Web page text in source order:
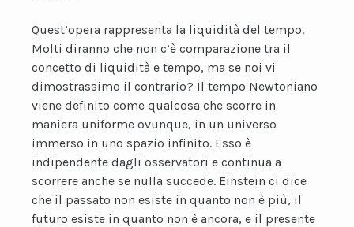
Quest’opera rappresenta la liquidità del tempo.
Molti diranno che non c’è comparazione tra il
concetto di liquidità e tempo, ma se noi vi
dimostrassimo il contrario? Il tempo Newtoniano
viene definito come qualcosa che scorre in
maniera uniforme ovunque, in un universo
immerso in uno spazio infinito. Esso è
indipendente dagli osservatori e continua a
scorrere anche se nulla succede. Einstein ci dice
che il passato non esiste in quanto non è più, il
futuro esiste in quanto non è ancora, e il presente